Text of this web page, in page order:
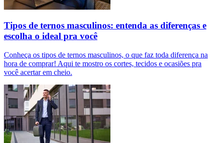
Tipos de ternos masculinos: entenda as diferenças e
escolha o ideal pra você
Conheça os tipos de ternos masculinos, o que faz toda diferença na
hora de comprar! Aqui te mostro os cortes, tecidos e ocasiões pra
você acertar em cheio.